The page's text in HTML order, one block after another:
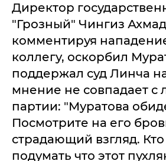
Директор
"Грозный" Чингиз
комментируя
коллегу, оскорбил
поддержал суд Линча
мнение не совпадает с
партии: "Муратова
Посмотрите на его
страдающий взгляд.
подумать что этот